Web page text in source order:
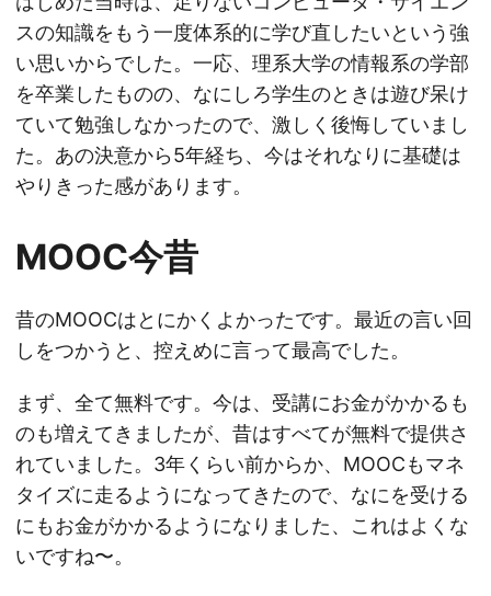
スの知識をもう一度体系的に学び直したいという強
い思いからでした。一応、理系大学の情報系の学部
を卒業したものの、なにしろ学生のときは遊び呆け
ていて勉強しなかったので、激しく後悔していまし
た。あの決意から5年経ち、今はそれなりに基礎は
やりきった感があります。
MOOC今昔
昔のMOOCはとにかくよかったです。最近の言い回
しをつかうと、控えめに言って最高でした。
まず、全て無料です。今は、受講にお金がかかるも
のも増えてきましたが、昔はすべてが無料で提供さ
れていました。3年くらい前からか、MOOCもマネ
タイズに走るようになってきたので、なにを受ける
にもお金がかかるようになりました、これはよくな
いですね〜。